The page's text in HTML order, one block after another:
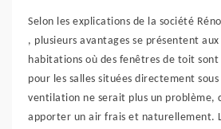
Selon les explications de la société
, plusieurs avantages se présentent
habitations où des fenêtres de toit
pour les salles situées directement
ventilation ne serait plus un problème,
apporter un air frais et naturellement.